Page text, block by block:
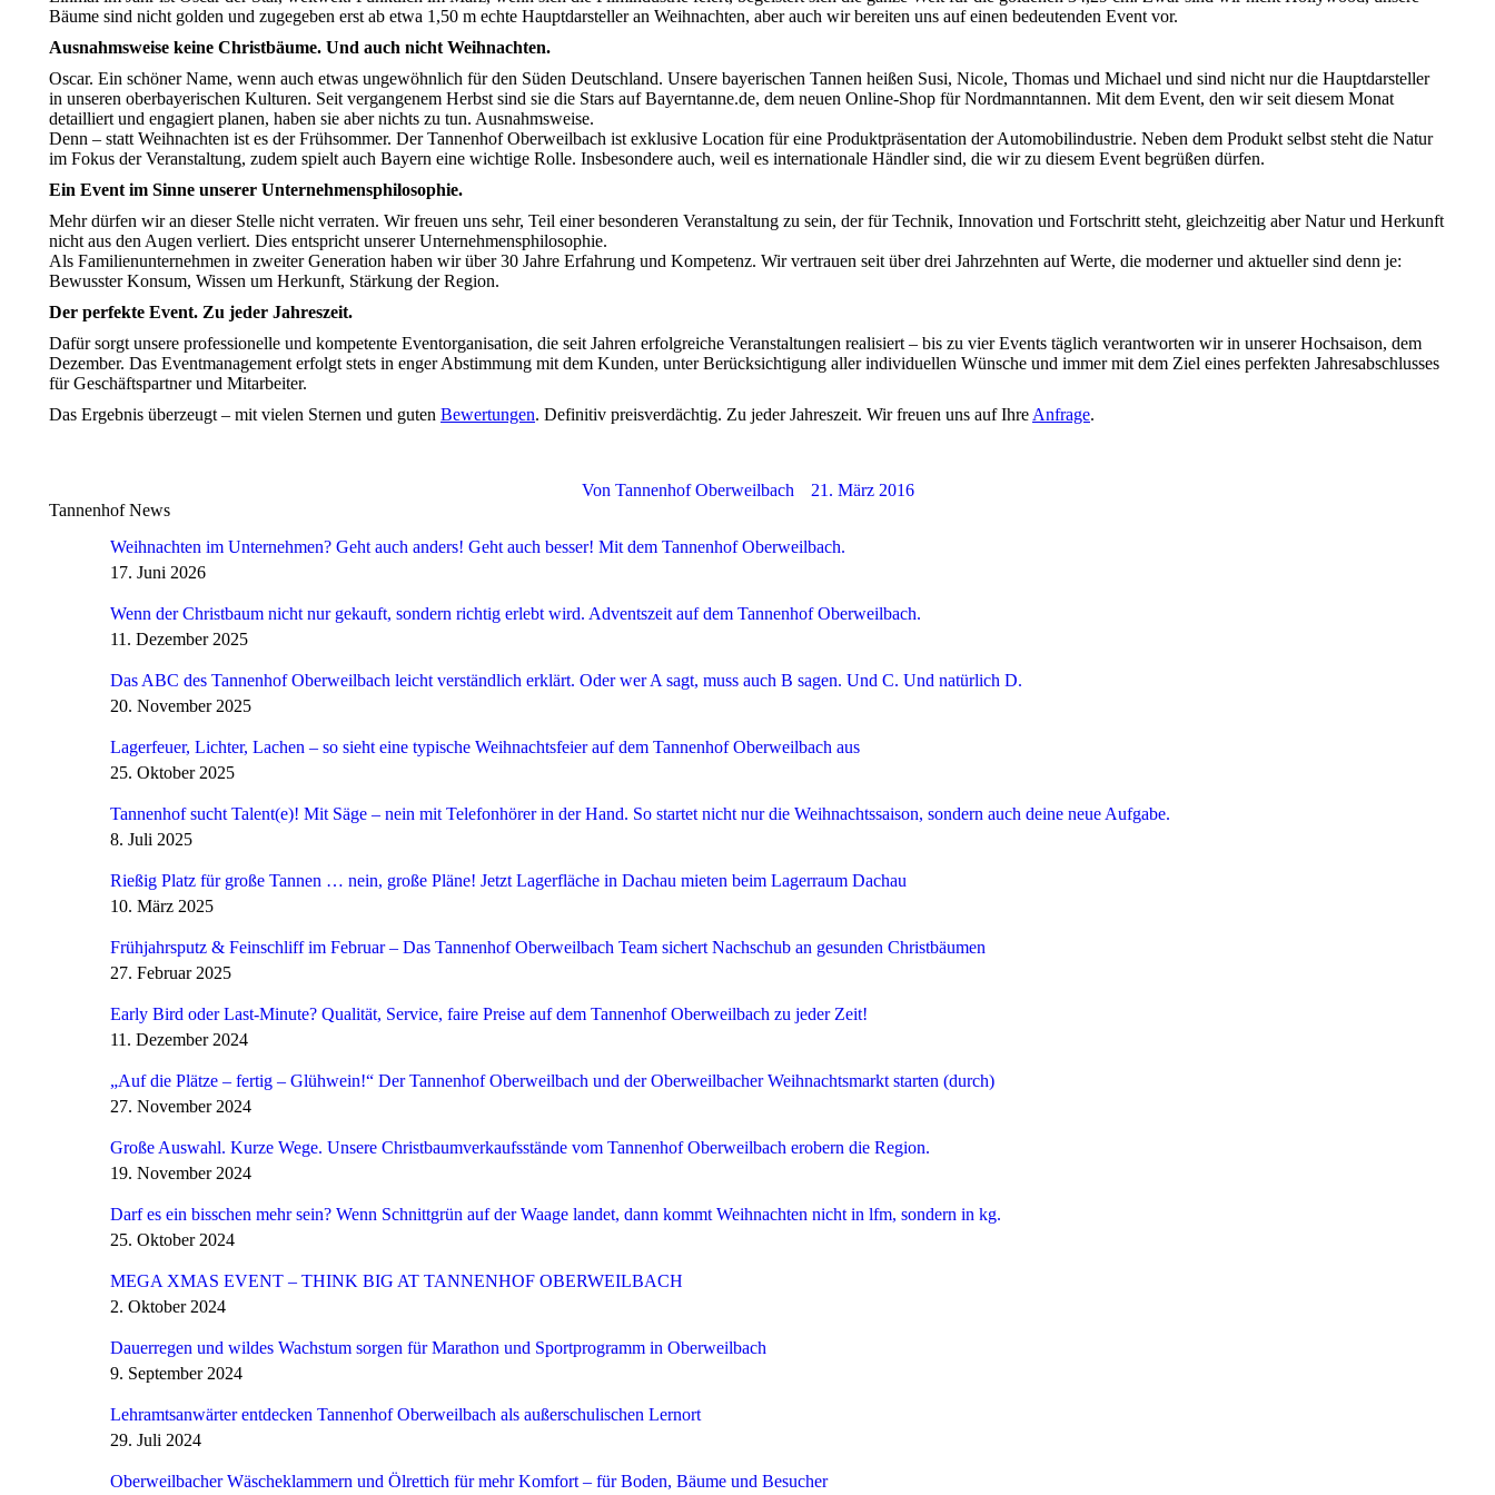
Bäume sind nicht golden und zugegeben erst ab etwa 1,50 m echte Hauptdarsteller an Weihnachten, aber auch wir bereiten uns auf einen bedeutenden Event vor.
Ausnahmsweise keine Christbäume. Und auch nicht Weihnachten.
Oscar. Ein schöner Name, wenn auch etwas ungewöhnlich für den Süden Deutschland. Unsere bayerischen Tannen heißen Susi, Nicole, Thomas und Michael und sind nicht nur die Hauptdarsteller
in unseren oberbayerischen Kulturen. Seit vergangenem Herbst sind sie die Stars auf Bayerntanne.de, dem neuen Online-Shop für Nordmanntannen. Mit dem Event, den wir seit diesem Monat
detailliert und engagiert planen, haben sie aber nichts zu tun. Ausnahmsweise.
Denn – statt Weihnachten ist es der Frühsommer. Der Tannenhof Oberweilbach ist exklusive Location für eine Produktpräsentation der Automobilindustrie. Neben dem Produkt selbst steht die Natur
im Fokus der Veranstaltung, zudem spielt auch Bayern eine wichtige Rolle. Insbesondere auch, weil es internationale Händler sind, die wir zu diesem Event begrüßen dürfen.
Ein Event im Sinne unserer Unternehmensphilosophie.
Mehr dürfen wir an dieser Stelle nicht verraten. Wir freuen uns sehr, Teil einer besonderen Veranstaltung zu sein, der für Technik, Innovation und Fortschritt steht, gleichzeitig aber Natur und Herkunft
nicht aus den Augen verliert. Dies entspricht unserer Unternehmensphilosophie.
Als Familienunternehmen in zweiter Generation haben wir über 30 Jahre Erfahrung und Kompetenz. Wir vertrauen seit über drei Jahrzehnten auf Werte, die moderner und aktueller sind denn je:
Bewusster Konsum, Wissen um Herkunft, Stärkung der Region.
Der perfekte Event. Zu jeder Jahreszeit.
Dafür sorgt unsere professionelle und kompetente Eventorganisation, die seit Jahren erfolgreiche Veranstaltungen realisiert – bis zu vier Events täglich verantworten wir in unserer Hochsaison, dem
Dezember. Das Eventmanagement erfolgt stets in enger Abstimmung mit dem Kunden, unter Berücksichtigung aller individuellen Wünsche und immer mit dem Ziel eines perfekten Jahresabschlusses
für Geschäftspartner und Mitarbeiter.
Das Ergebnis überzeugt – mit vielen Sternen und guten Bewertungen. Definitiv preisverdächtig. Zu jeder Jahreszeit. Wir freuen uns auf Ihre Anfrage.
Von Tannenhof Oberweilbach
21. März 2016
Tannenhof News
Weihnachten im Unternehmen? Geht auch anders! Geht auch besser! Mit dem Tannenhof Oberweilbach.
17. Juni 2026
Wenn der Christbaum nicht nur gekauft, sondern richtig erlebt wird. Adventszeit auf dem Tannenhof Oberweilbach.
11. Dezember 2025
Das ABC des Tannenhof Oberweilbach leicht verständlich erklärt. Oder wer A sagt, muss auch B sagen. Und C. Und natürlich D.
20. November 2025
Lagerfeuer, Lichter, Lachen – so sieht eine typische Weihnachtsfeier auf dem Tannenhof Oberweilbach aus
25. Oktober 2025
Tannenhof sucht Talent(e)! Mit Säge – nein mit Telefonhörer in der Hand. So startet nicht nur die Weihnachtssaison, sondern auch deine neue Aufgabe.
8. Juli 2025
Rießig Platz für große Tannen … nein, große Pläne! Jetzt Lagerfläche in Dachau mieten beim Lagerraum Dachau
10. März 2025
Frühjahrsputz & Feinschliff im Februar – Das Tannenhof Oberweilbach Team sichert Nachschub an gesunden Christbäumen
27. Februar 2025
Early Bird oder Last-Minute? Qualität, Service, faire Preise auf dem Tannenhof Oberweilbach zu jeder Zeit!
11. Dezember 2024
„Auf die Plätze – fertig – Glühwein!“ Der Tannenhof Oberweilbach und der Oberweilbacher Weihnachtsmarkt starten (durch)
27. November 2024
Große Auswahl. Kurze Wege. Unsere Christbaumverkaufsstände vom Tannenhof Oberweilbach erobern die Region.
19. November 2024
Darf es ein bisschen mehr sein? Wenn Schnittgrün auf der Waage landet, dann kommt Weihnachten nicht in lfm, sondern in kg.
25. Oktober 2024
MEGA XMAS EVENT – THINK BIG AT TANNENHOF OBERWEILBACH
2. Oktober 2024
Dauerregen und wildes Wachstum sorgen für Marathon und Sportprogramm in Oberweilbach
9. September 2024
Lehramtsanwärter entdecken Tannenhof Oberweilbach als außerschulischen Lernort
29. Juli 2024
Oberweilbacher Wäscheklammern und Ölrettich für mehr Komfort – für Boden, Bäume und Besucher